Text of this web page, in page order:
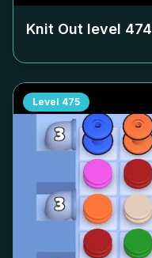
Knit Out level 474
Level 475